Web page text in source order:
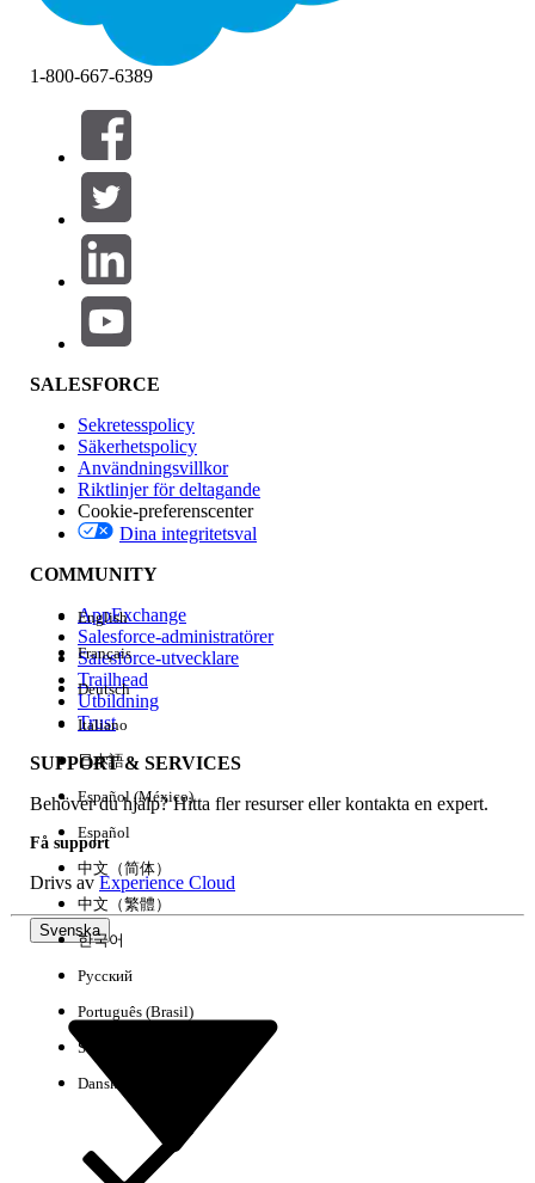
Filter (0)
VÄLJ FILTER
Produktområde
Funktionspåverkan
Version
Händelse
Rensa alla Klart
1-800-667-6389
SALESFORCE
Sekretesspolicy
Säkerhetspolicy
Användningsvillkor
Riktlinjer för deltagande
Cookie-preferenscenter
Dina integritetsval
COMMUNITY
AppExchange
Salesforce-administratörer
Salesforce-utvecklare
Trailhead
Utbildning
Trust
SUPPORT & SERVICES
Behöver du hjälp? Hitta fler resurser eller kontakta en expert.
Få support
Drivs avExperience Cloud
Svenska
English
Français
Deutsch
Italiano
日本語
Español (México)
Español
中文（简体）
中文（繁體）
한국어
Русский
Português (Brasil)
Suomi
Dansk